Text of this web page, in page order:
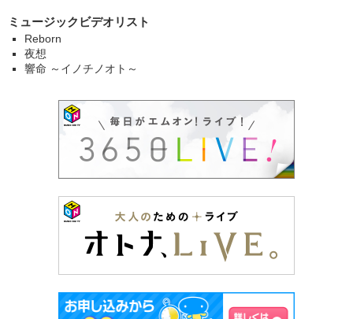
ミュージックビデオリスト
Reborn
夜想
響命 ～イノチノオト～